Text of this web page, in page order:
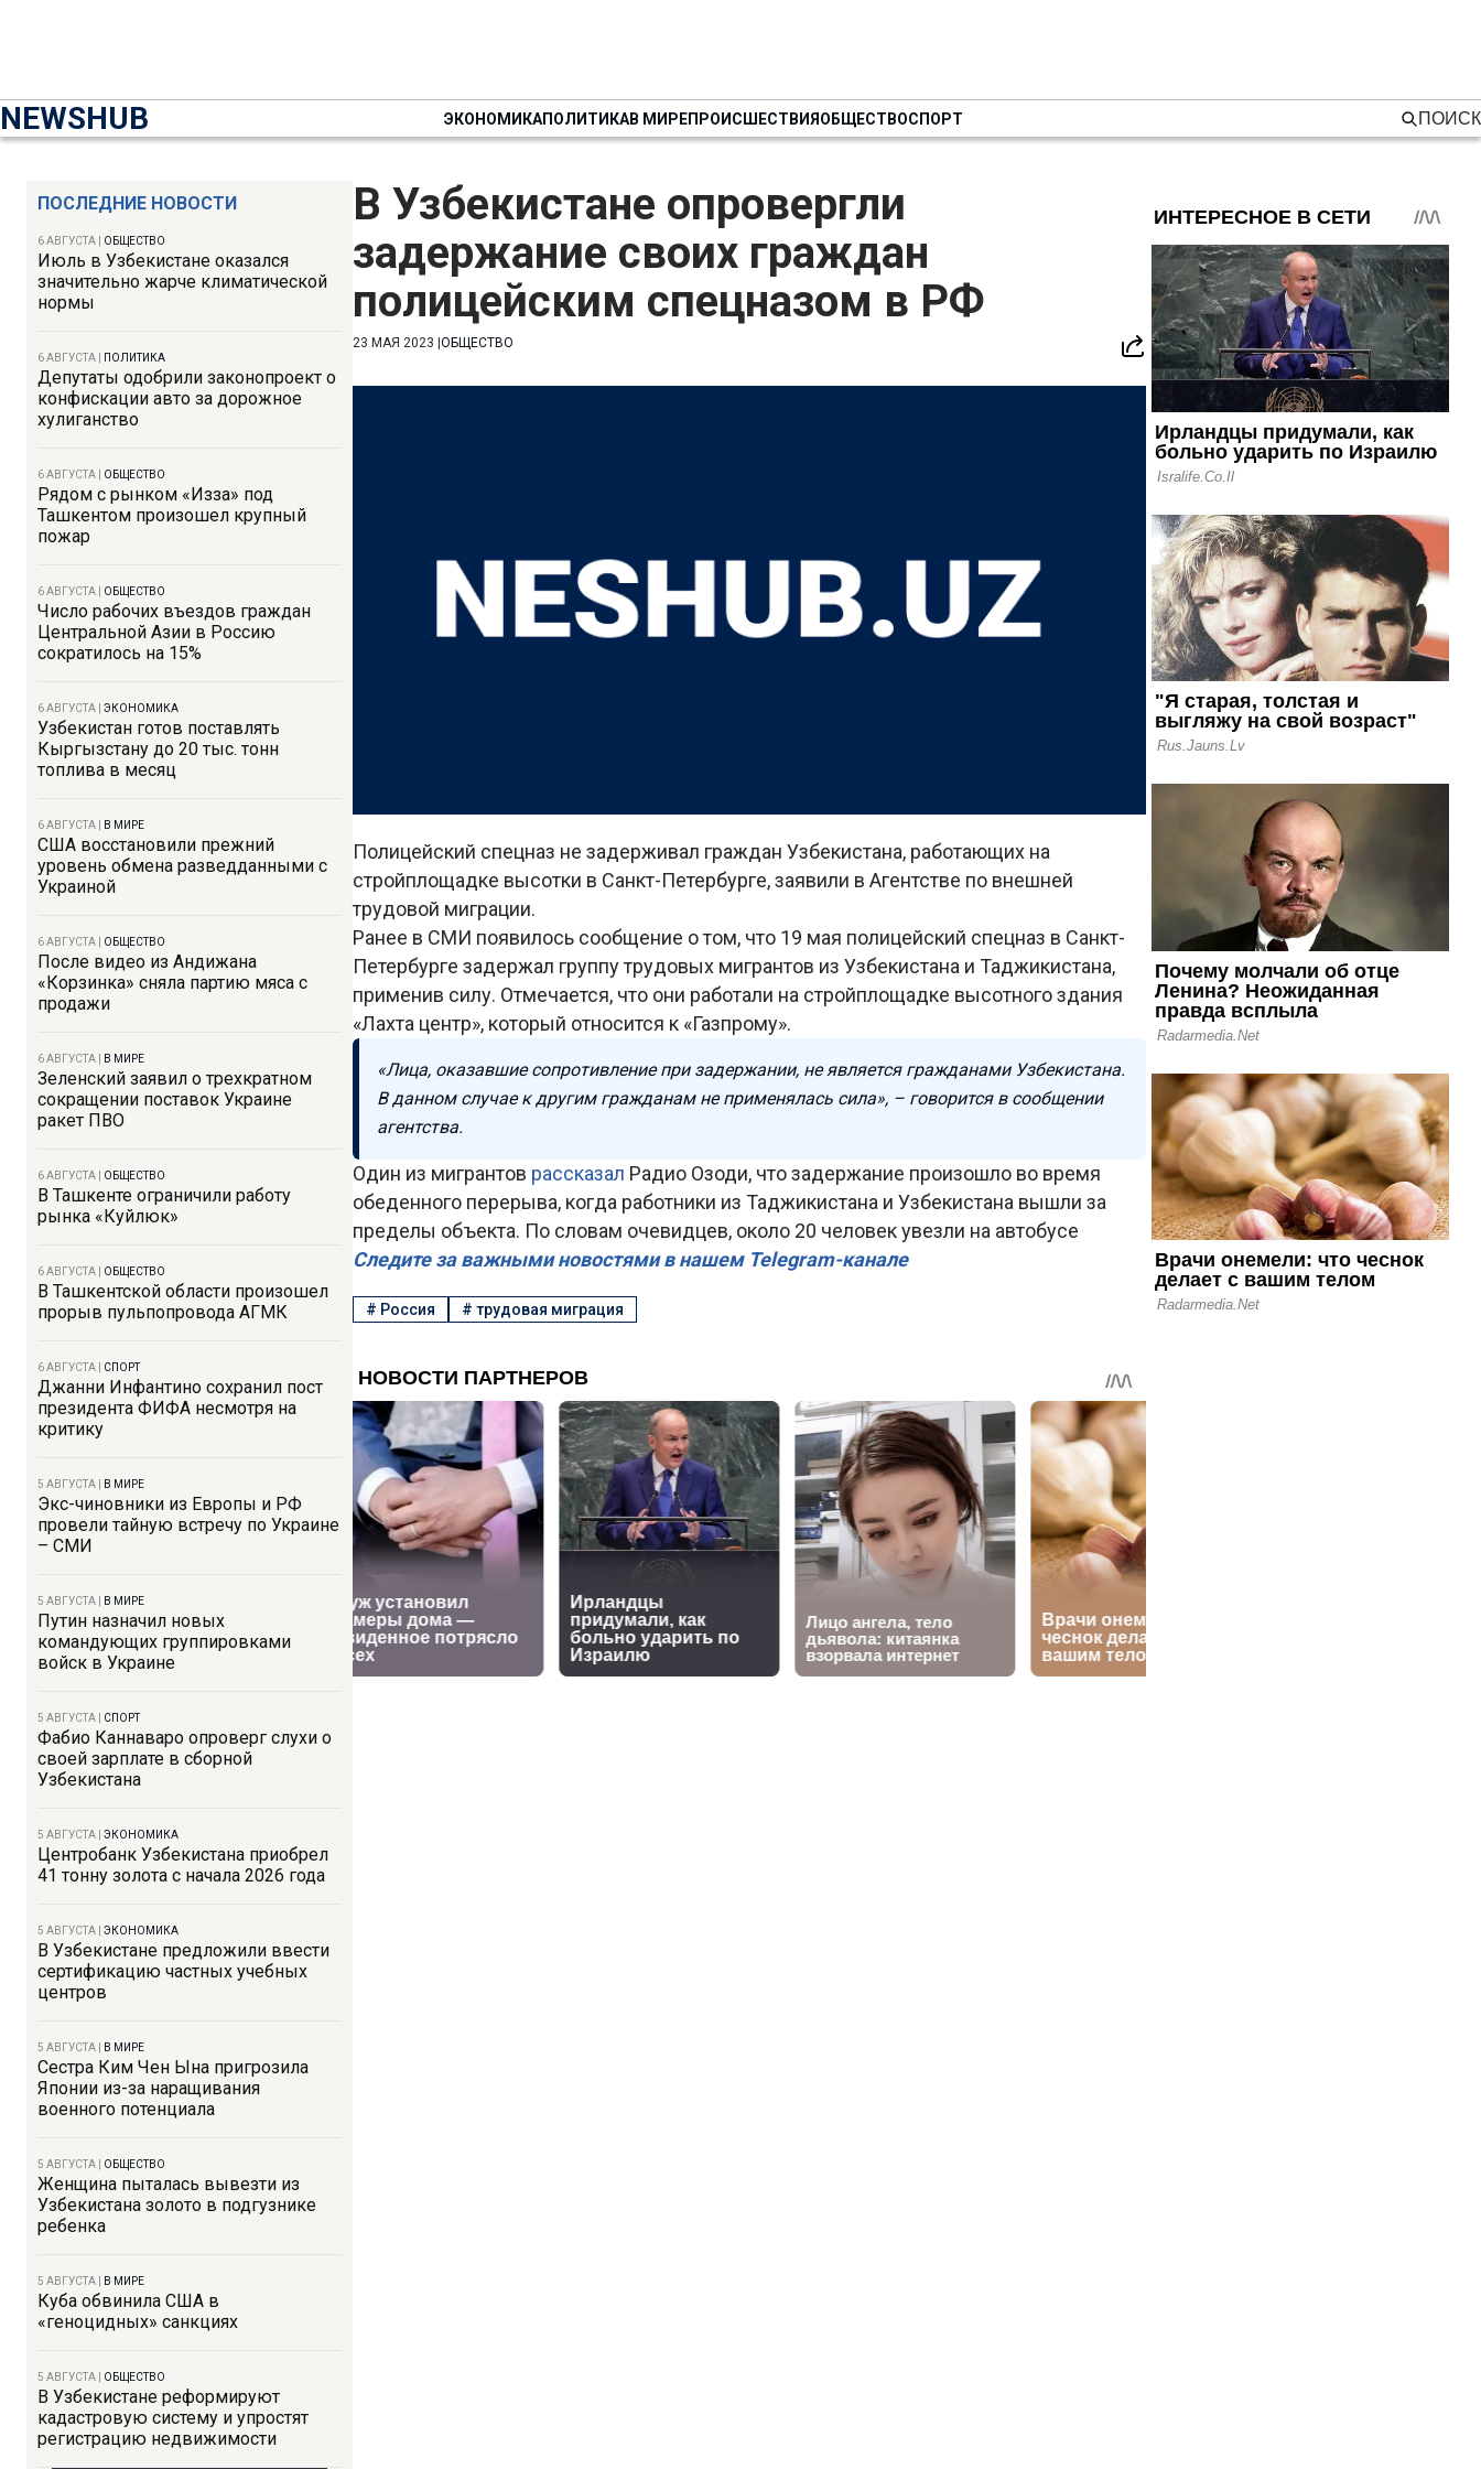
NEWSHUB ЭКОНОМИКАПОЛИТИКАВ МИРЕПРОИСШЕСТВИЯОБЩЕСТВОСПОРТ ПОИСК
ПОСЛЕДНИЕ НОВОСТИ
6 АВГУСТА ОБЩЕСТВО
Июль в Узбекистане оказался
значительно жарче климатической
нормы
6 АВГУСТА ПОЛИТИКА
Депутаты одобрили законопроект о
конфискации авто за дорожное
хулиганство
6 АВГУСТА ОБЩЕСТВО
Рядом с рынком «Изза» под
Ташкентом произошел крупный
пожар
6 АВГУСТА ОБЩЕСТВО
Число рабочих въездов граждан
Центральной Азии в Россию
сократилось на 15%
6 АВГУСТА ЭКОНОМИКА
Узбекистан готов поставлять
Кыргызстану до 20 тыс. тонн
топлива в месяц
6 АВГУСТА В МИРЕ
США восстановили прежний
уровень обмена разведданными с
Украиной
6 АВГУСТА ОБЩЕСТВО
После видео из Андижана
«Корзинка» сняла партию мяса с
продажи
6 АВГУСТА В МИРЕ
Зеленский заявил о трехкратном
сокращении поставок Украине
ракет ПВО
6 АВГУСТА ОБЩЕСТВО
В Ташкенте ограничили работу
рынка «Куйлюк»
6 АВГУСТА ОБЩЕСТВО
В Ташкентской области произошел
прорыв пульпопровода АГМК
6 АВГУСТА СПОРТ
Джанни Инфантино сохранил пост
президента ФИФА несмотря на
критику
5 АВГУСТА В МИРЕ
Экс-чиновники из Европы и РФ
провели тайную встречу по Украине
– СМИ
5 АВГУСТА В МИРЕ
Путин назначил новых
командующих группировками
войск в Украине
5 АВГУСТА СПОРТ
Фабио Каннаваро опроверг слухи о
своей зарплате в сборной
Узбекистана
5 АВГУСТА ЭКОНОМИКА
Центробанк Узбекистана приобрел
41 тонну золота с начала 2026 года
5 АВГУСТА ЭКОНОМИКА
В Узбекистане предложили ввести
сертификацию частных учебных
центров
5 АВГУСТА В МИРЕ
Сестра Ким Чен Ына пригрозила
Японии из-за наращивания
военного потенциала
5 АВГУСТА ОБЩЕСТВО
Женщина пыталась вывезти из
Узбекистана золото в подгузнике
ребенка
5 АВГУСТА В МИРЕ
Куба обвинила США в
«геноцидных» санкциях
5 АВГУСТА ОБЩЕСТВО
В Узбекистане реформируют
кадастровую систему и упростят
регистрацию недвижимости
В Узбекистане опровергли
задержание своих граждан
полицейским спецназом в РФ
23 МАЯ 2023 ОБЩЕСТВО
Полицейский спецназ не задерживал граждан Узбекистана, работающих на
стройплощадке высотки в Санкт-Петербурге, заявили в Агентстве по внешней
трудовой миграции.
Ранее в СМИ появилось сообщение о том, что 19 мая полицейский спецназ в Санкт-
Петербурге задержал группу трудовых мигрантов из Узбекистана и Таджикистана,
применив силу. Отмечается, что они работали на стройплощадке высотного здания
«Лахта центр», который относится к «Газпрому».
«Лица, оказавшие сопротивление при задержании, не является гражданами Узбекистана.
В данном случае к другим гражданам не применялась сила», – говорится в сообщении
агентства.
Один из мигрантов рассказал Радио Озоди, что задержание произошло во время
обеденного перерыва, когда работники из Таджикистана и Узбекистана вышли за
пределы объекта. По словам очевидцев, около 20 человек увезли на автобусе
Следите за важными новостями в нашем Telegram-канале
# Россия # трудовая миграция